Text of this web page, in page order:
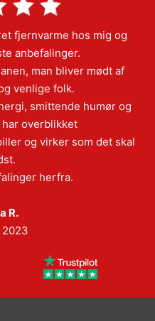
fjernvarme hos mig og
anbefalinger.
man bliver mødt af
venlige folk.
smittende humør og
overblikket
og virker som det skal
herfra.
R.
2023